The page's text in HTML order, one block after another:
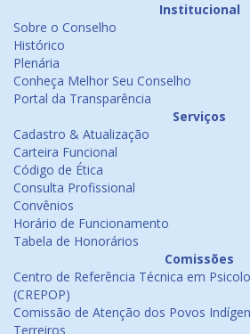
Institucional
Sobre o Conselho
Histórico
Plenária
Conheça Melhor Seu Conselho
Portal da Transparência
Serviços
Cadastro & Atualização
Carteira Funcional
Código de Ética
Consulta Profissional
Convênios
Horário de Funcionamento
Tabela de Honorários
Comissões
Centro de Referência Técnica em
(CREPOP)
Comissão de Atenção dos Povos
Terreiros